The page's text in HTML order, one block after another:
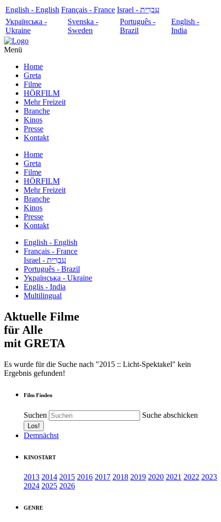
English - English Français - France
עִבְרִית - Israel
Українська -
Ukraine
Svenska -
Sweden
Português -
Brazil
English -
India
Menü
Home
Greta
Filme
HÖRFILM
Mehr Freizeit
Branche
Kinos
Presse
Kontakt
Home
Greta
Filme
HÖRFILM
Mehr Freizeit
Branche
Kinos
Presse
Kontakt
English - English
Français - France
עִבְרִית - Israel
Português - Brazil
Українська - Ukraine
Englis - India
Multilingual
Aktuelle Filme
für Alle
mit GRETA
Es wurde für die Suche nach "2015 :: Licht-Spektakel" kein
Ergebnis gefunden!
Film Finden
Suchen Suche abschicken
Demnächst
KINOSTART
2013 2014 2015 2016 2017 2018 2019 2020 2021 2022 2023
2024 2025 2026
GENRE